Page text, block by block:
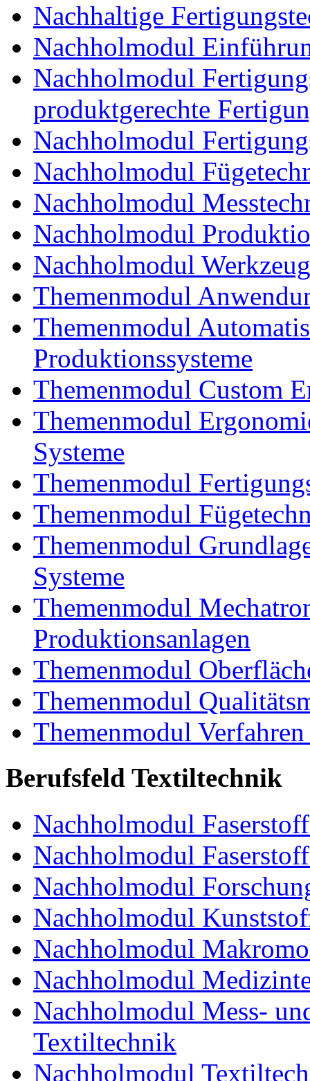
Nachhaltige
Nachholmodul
Nachholmodul
produktgerechte
Nachholmodul
Nachholmodul
Nachholmodul
Nachholmodul
Nachholmodul
Themenmodul
Themenmodul
Produktionssysteme
Themenmodul Custom
Themenmodul
Systeme
Themenmodul
Themenmodul
Themenmodul
Systeme
Themenmodul
Produktionsanlagen
Themenmodul
Themenmodul
Themenmodul
Berufsfeld Textiltechnik
Nachholmodul
Nachholmodul
Nachholmodul
Nachholmodul
Nachholmodul
Nachholmodul
Nachholmodul Mess-
Textiltechnik
Nachholmodul